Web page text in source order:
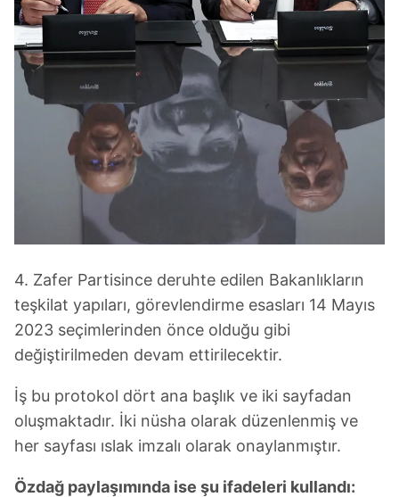
4. Zafer Partisince deruhte edilen Bakanlıkların
teşkilat yapıları, görevlendirme esasları 14 Mayıs
2023 seçimlerinden önce olduğu gibi
değiştirilmeden devam ettirilecektir.
İş bu protokol dört ana başlık ve iki sayfadan
oluşmaktadır. İki nüsha olarak düzenlenmiş ve
her sayfası ıslak imzalı olarak onaylanmıştır.
Özdağ paylaşımında ise şu ifadeleri kullandı: